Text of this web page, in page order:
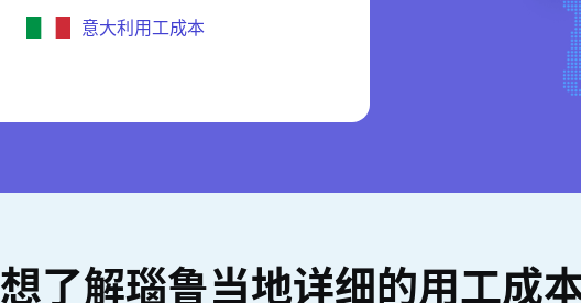
意大利用工成本
想了解瑙鲁当地详细的用工成